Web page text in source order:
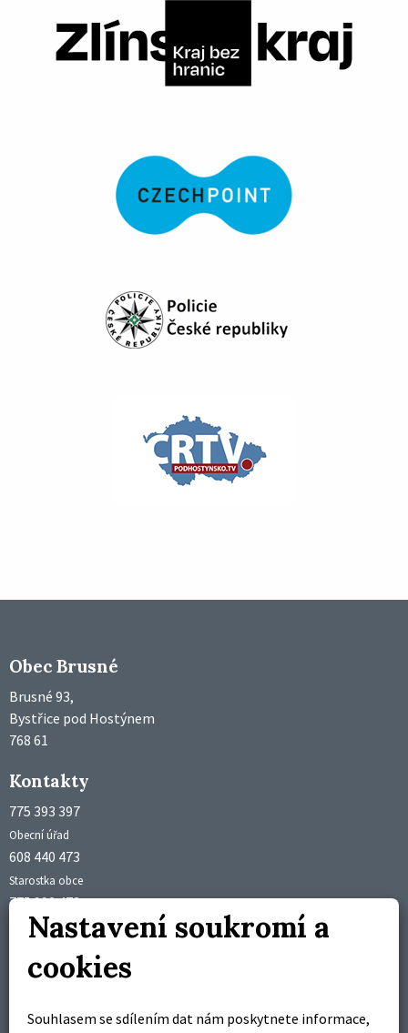
Obec Brusné
Brusné 93,
Bystřice pod Hostýnem
768 61
Kontakty
775 393 397
Obecní úřad
608 440 473
Starostka obce
775 992 473
Účetní obce
starosta@brusne.cz
Úřední hodiny
Nastavení soukromí a
cookies
Souhlasem se sdílením dat nám poskytnete informace,